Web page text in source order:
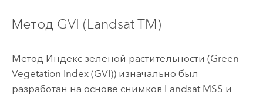
Метод GVI (Landsat TM)
Метод Индекс зеленой растительности (Green
Vegetation Index (GVI)) изначально был
разработан на основе снимков Landsat MSS и